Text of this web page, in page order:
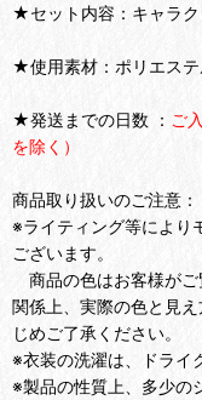
★セット内容：キャラク
★使用素材：ポリエス
★発送までの日数 ： ご
を除く）
商品取り扱いのご注意：
※ライティング等により
ございます。
商品の色はお客様がご
関係上、実際の色と見
じめご了承ください。
※衣装の洗濯は、ドライ
※製品の性質上、多少の